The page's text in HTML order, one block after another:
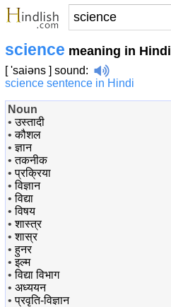
science meaning in Hindi
[ 'saiəns ] sound:
science sentence in Hindi
Noun
•उस्तादी
•कौशल
•ज्ञान
•तकनीक
•प्रक्रिया
•विज्ञान
•विद्या
•विषय
•शास्त्र
•शास्र
•हुनर
•इल्म
•विद्या विभाग
• अध्ययन
•प्रवृति-विज्ञान